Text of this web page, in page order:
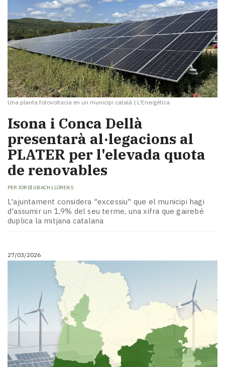
Una planta fotovoltacia en un municipi català | L'Energètica
Isona i Conca Dellà
presentarà al·legacions al
PLATER per l'elevada quota
de renovables
PER JORDI UBACH LLORENS
L'ajuntament considera "excessiu" que el municipi hagi
d'assumir un 1,9% del seu terme, una xifra que gairebé
duplica la mitjana catalana
27/03/2026